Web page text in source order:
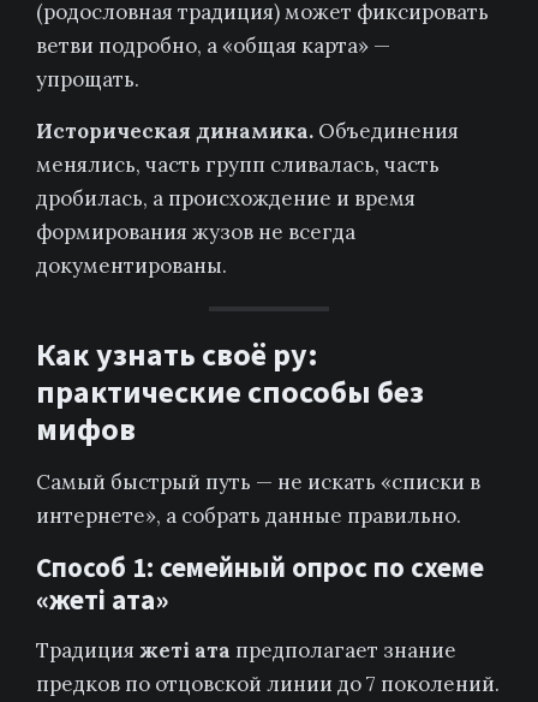
(родословная традиция) может фиксировать
ветви подробно, а «общая карта» —
упрощать.
Историческая динамика. Объединения
менялись, часть групп сливалась, часть
дробилась, а происхождение и время
формирования жузов не всегда
документированы.
Как узнать своё ру:
практические способы без
мифов
Самый быстрый путь — не искать «списки в
интернете», а собрать данные правильно.
Способ 1: семейный опрос по схеме
«жеті ата»
Традиция жеті ата предполагает знание
предков по отцовской линии до 7 поколений.